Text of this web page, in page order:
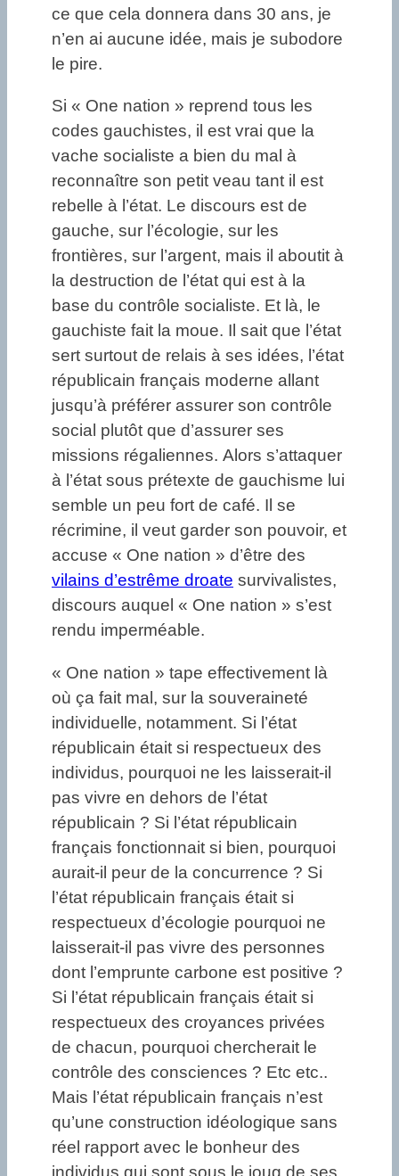
ce que cela donnera dans 30 ans, je
n’en ai aucune idée, mais je subodore
le pire.
Si « One nation » reprend tous les
codes gauchistes, il est vrai que la
vache socialiste a bien du mal à
reconnaître son petit veau tant il est
rebelle à l’état. Le discours est de
gauche, sur l’écologie, sur les
frontières, sur l’argent, mais il aboutit à
la destruction de l’état qui est à la
base du contrôle socialiste. Et là, le
gauchiste fait la moue. Il sait que l’état
sert surtout de relais à ses idées, l’état
républicain français moderne allant
jusqu’à préférer assurer son contrôle
social plutôt que d’assurer ses
missions régaliennes. Alors s’attaquer
à l’état sous prétexte de gauchisme lui
semble un peu fort de café. Il se
récrimine, il veut garder son pouvoir, et
accuse « One nation » d’être des
vilains d’estrême droate survivalistes,
discours auquel « One nation » s’est
rendu imperméable.
« One nation » tape effectivement là
où ça fait mal, sur la souveraineté
individuelle, notamment. Si l’état
républicain était si respectueux des
individus, pourquoi ne les laisserait-il
pas vivre en dehors de l’état
républicain ? Si l’état républicain
français fonctionnait si bien, pourquoi
aurait-il peur de la concurrence ? Si
l’état républicain français était si
respectueux d’écologie pourquoi ne
laisserait-il pas vivre des personnes
dont l’emprunte carbone est positive ?
Si l’état républicain français était si
respectueux des croyances privées
de chacun, pourquoi chercherait le
contrôle des consciences ? Etc etc..
Mais l’état républicain français n’est
qu’une construction idéologique sans
réel rapport avec le bonheur des
individus qui sont sous le joug de ses